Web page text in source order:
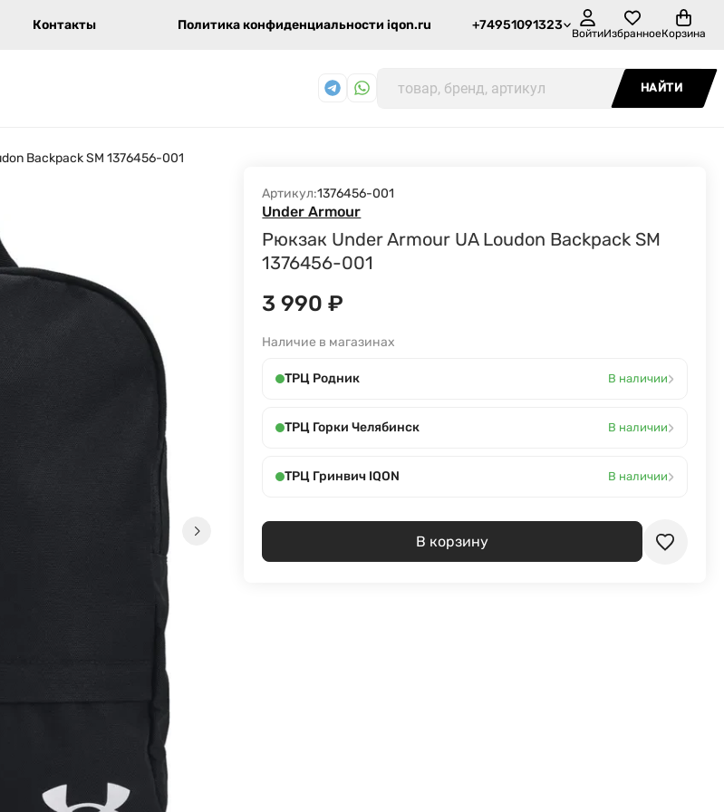
Контакты Политика конфиденциальности iqon.ru +74951091323
ВойтиИзбранноеКорзина
НАЙТИ
Backpack SM 1376456-001
Артикул:1376456-001
Under Armour
Рюкзак Under Armour UA Loudon Backpack SM
1376456-001
3 990₽
Наличие в магазинах
ТРЦ Родник В наличии›
ТРЦ Горки Челябинск В наличии›
ТРЦ Гринвич IQON В наличии›
В корзину